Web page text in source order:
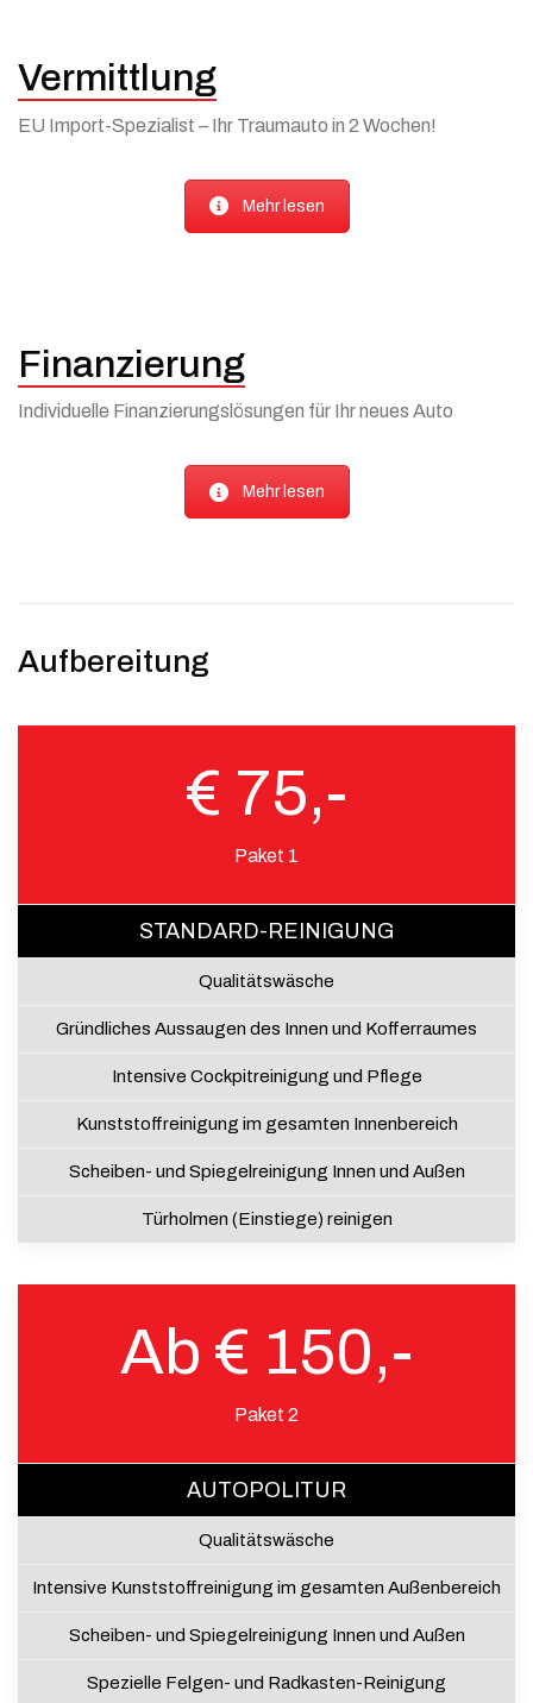
Vermittlung
EU Import-Spezialist – Ihr Traumauto in 2 Wochen!
Mehr lesen
Finanzierung
Individuelle Finanzierungslösungen für Ihr neues Auto
Mehr lesen
Aufbereitung
€ 75,-
Paket 1
STANDARD-REINIGUNG
Qualitätswäsche
Gründliches Aussaugen des Innen und Kofferraumes
Intensive Cockpitreinigung und Pflege
Kunststoffreinigung im gesamten Innenbereich
Scheiben- und Spiegelreinigung Innen und Außen
Türholmen (Einstiege) reinigen
Ab € 150,-
Paket 2
AUTOPOLITUR
Qualitätswäsche
Intensive Kunststoffreinigung im gesamten Außenbereich
Scheiben- und Spiegelreinigung Innen und Außen
Spezielle Felgen- und Radkasten-Reinigung